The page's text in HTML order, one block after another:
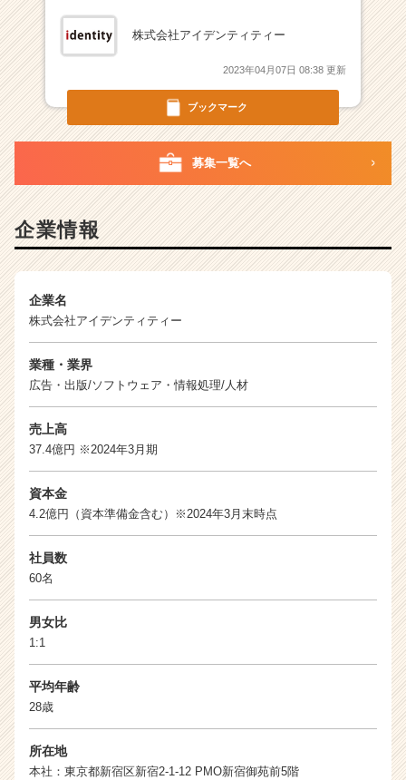
ブックマーク
株式会社アイデンティティー
2023年04月07日 08:38 更新
募集一覧へ
企業情報
企業名
株式会社アイデンティティー
業種・業界
広告・出版/ソフトウェア・情報処理/人材
売上高
37.4億円 ※2024年3月期
資本金
4.2億円（資本準備金含む）※2024年3月末時点
社員数
60名
男女比
1:1
平均年齢
28歳
所在地
本社：東京都新宿区新宿2-1-12 PMO新宿御苑前5階